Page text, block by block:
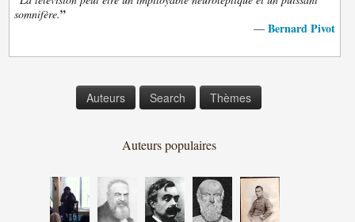
somnifère.”
— Bernard Pivot
Auteurs Search Thèmes
Auteurs populaires